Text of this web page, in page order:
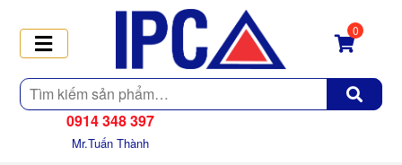
Tìm
kiếm
0
0914 348 397
Mr.Tuấn Thành